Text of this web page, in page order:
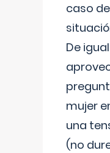
caso
De
mujer
una
(no